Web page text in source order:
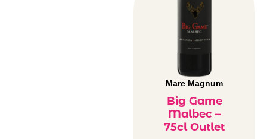
Mare Magnum
Big Game
Malbec –
75cl Outlet